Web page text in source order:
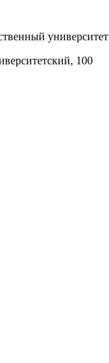
университет
100